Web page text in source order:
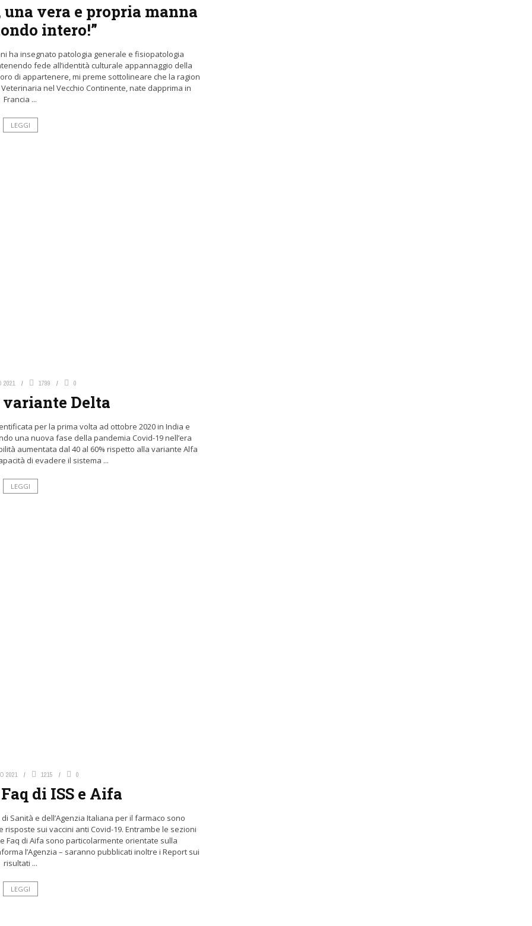
vera e propria manna
intero!”
ha insegnato patologia generale e fisiopatologia
fede all’identità culturale appannaggio della
di appartenere, mi preme sottolineare che la ragion
nel Vecchio Continente, nate dapprima in
Francia ...
LEGGI
2021 1799 0
variante Delta
per la prima volta ad ottobre 2020 in India e
una nuova fase della pandemia Covid-19 nell’era
aumentata dal 40 al 60% rispetto alla variante Alfa
di evadere il sistema ...
LEGGI
2021 1215 0
di ISS e Aifa
Sanità e dell’Agenzia Italiana per il farmaco sono
sui vaccini anti Covid-19. Entrambe le sezioni
Faq di Aifa sono particolarmente orientate sulla
l’Agenzia – saranno pubblicati inoltre i Report sui
risultati ...
LEGGI